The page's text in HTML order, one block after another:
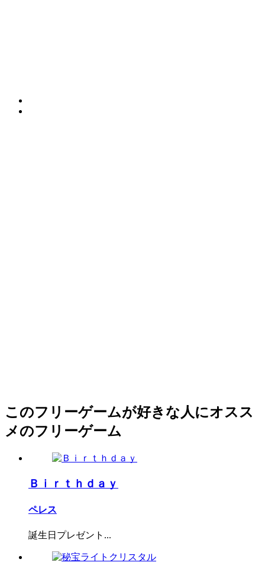
このフリーゲームが好きな人にオスス
メのフリーゲーム
Ｂｉｒｔｈｄａｙ
ペレス
誕生日プレゼント...